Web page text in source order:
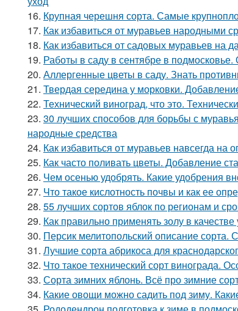
16. Крупная черешня сорта. Самые
17. Как избавиться от муравьев народными
18. Как избавиться от садовых муравьев на
19. Работы в саду в сентябре в
20. Аллергенные цветы в саду. Знать
21. Твердая середина у морковки.
22. Технический виноград, что это.
23. 30 лучших способов для борьбы с
народные средства
24. Как избавиться от муравьев навсегда на
25. Как часто поливать цветы. Добавление
26. Чем осенью удобрять. Какие удобрения
27. Что такое кислотность почвы и как ее
28. 55 лучших сортов яблок по регионам и
29. Как правильно применять золу в
30. Персик мелитопольский описание
31. Лучшие сорта абрикоса для
32. Что такое технический сорт винограда.
33. Сорта зимних яблонь. Всё про зимние
34. Какие овощи можно садить под зиму.